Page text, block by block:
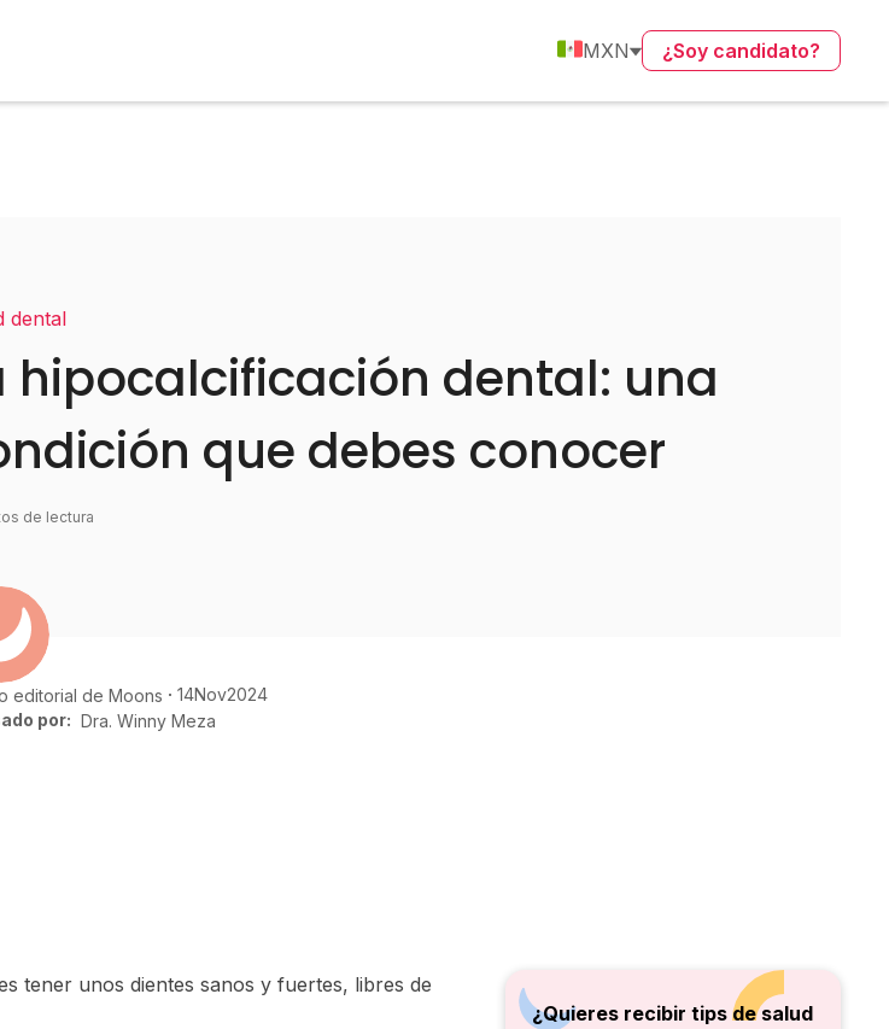
MXN ¿Soy candidato?
dental
hipocalcificación dental: una
que debes conocer
de lectura
editorial de Moons 14Nov2024
por: Dra. Winny Meza
tener unos dientes sanos y fuertes, libres de
¿Quieres recibir tips de salud